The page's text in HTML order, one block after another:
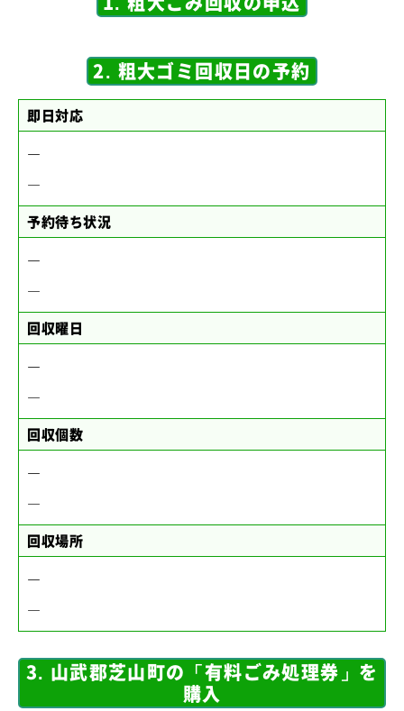
2. 粗大ゴミ回収日の予約
即日対応
―
―
予約待ち状況
―
―
回収曜日
―
―
回収個数
―
―
回収場所
―
―
3. 山武郡芝山町の「有料ごみ処理券」を
購入